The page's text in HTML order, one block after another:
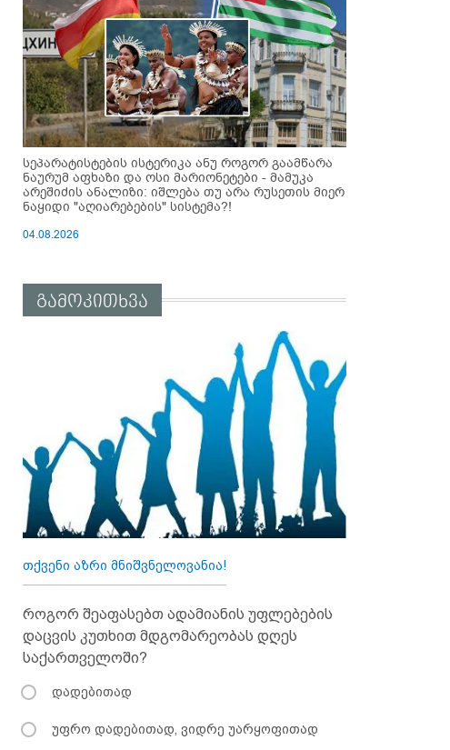
სეპარატისტების ისტერიკა ანუ როგორ გაამწარა
ნაურუმ აფხაზი და ოსი მარიონეტები - მამუკა
არეშიძის ანალიზი: იშლება თუ არა რუსეთის მიერ
ნაყიდი "აღიარებების" სისტემა?!
04.08.2026
გამოკითხვა
თქვენი აზრი მნიშვნელოვანია!
როგორ შეაფასებთ ადამიანის უფლებების
დაცვის კუთხით მდგომარეობას დღეს
საქართველოში?
დადებითად
უფრო დადებითად, ვიდრე უარყოფითად